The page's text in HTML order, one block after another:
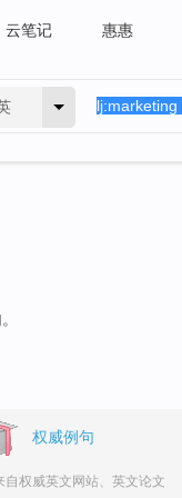
云笔记 惠惠
权威例句
自权威英文网站、英文论文